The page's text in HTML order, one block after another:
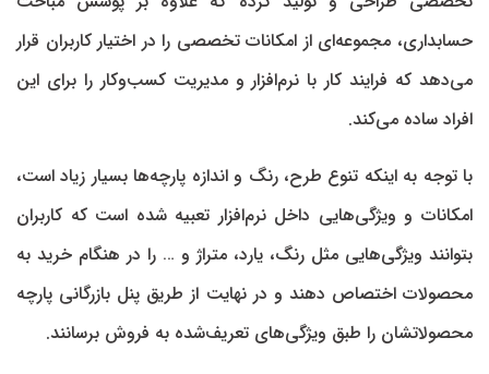
حسابداری، مجموعه‌ای از امکانات تخصصی را در اختیار کاربران قرار
می‌دهد که فرایند کار با نرم‌افزار و مدیریت کسب‌وکار را برای این
افراد ساده می‌کند.
با توجه ‌به اینکه تنوع طرح، رنگ و اندازه پارچه‌ها بسیار زیاد است،
امکانات و ویژگی‌هایی داخل نرم‌افزار تعبیه شده است که کاربران
بتوانند ویژگی‌هایی مثل رنگ، یارد، متراژ و … را در هنگام خرید به
محصولات اختصاص دهند و در نهایت از طریق پنل بازرگانی پارچه
محصولاتشان را طبق ویژگی‌های تعریف‌شده به فروش برسانند.